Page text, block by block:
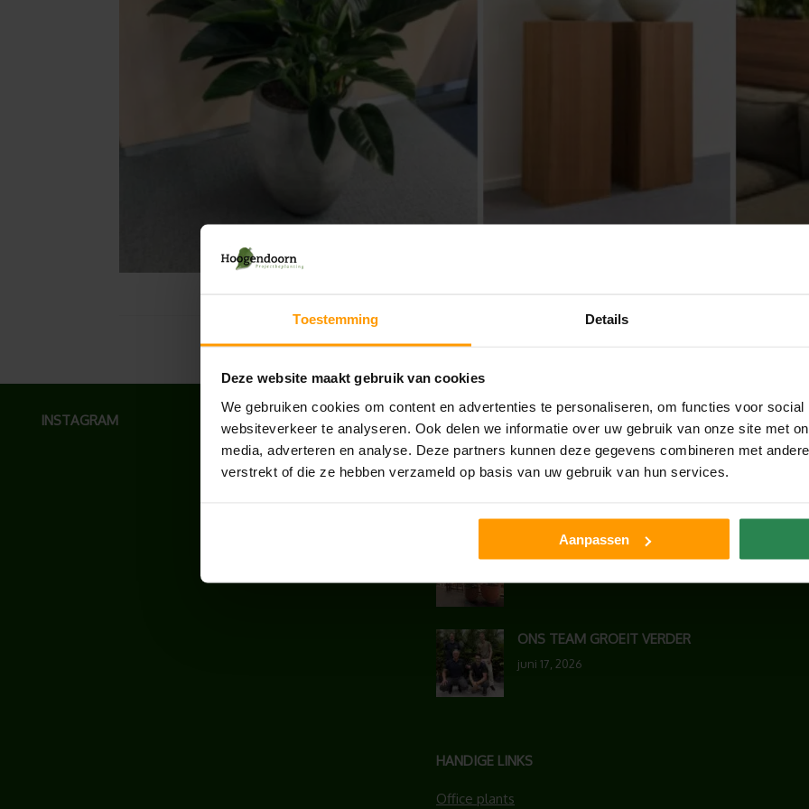
Toestemming Details
Deze website maakt gebruik van cookies
We gebruiken cookies om content en advertenties te personaliseren, om functies voor
websiteverkeer te analyseren. Ook delen we informatie over uw gebruik van onze site met
media, adverteren en analyse. Deze partners kunnen deze gegevens combineren met
verstrekt of die ze hebben verzameld op basis van uw gebruik van hun services.
Aanpassen
INSTAGRAM LAATSTE NIEUWS
BLOG: LUIS IN KANTOORPLANTEN – ZO
PAKKEN WE HET AAN
UNION HOUSE UTRECHT
ONS TEAM GROEIT VERDER
juni 17, 2026
HANDIGE LINKS
Office plants